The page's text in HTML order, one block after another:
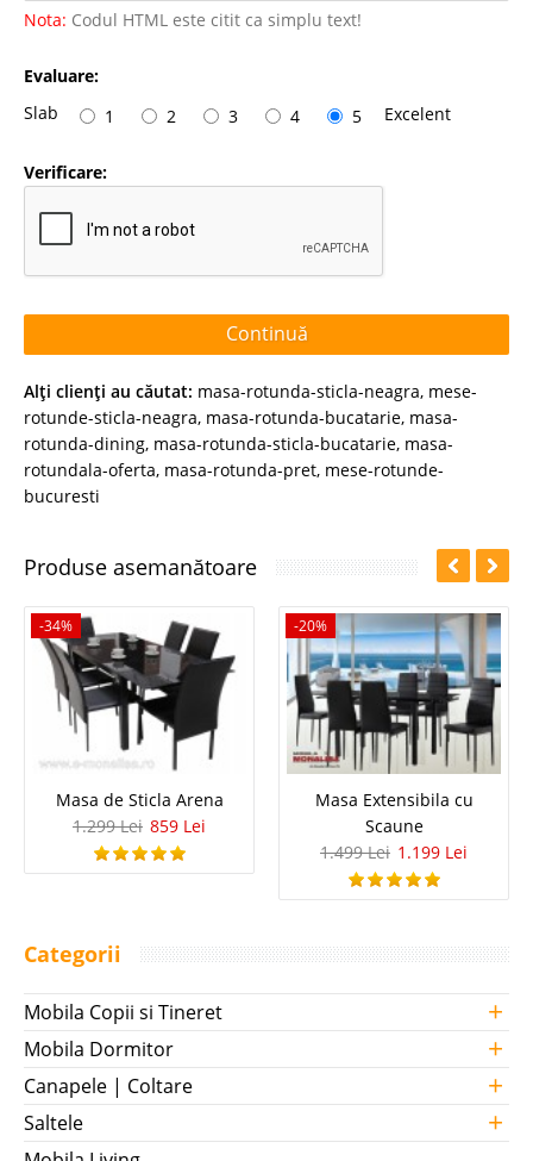
Nota: Codul HTML este citit ca simplu text!
Evaluare:
Slab
1 2 3 4 5 Excelent
Verificare:
Continuă
Alţi clienţi au căutat: masa-rotunda-sticla-neagra, mese-
rotunde-sticla-neagra, masa-rotunda-bucatarie, masa-
rotunda-dining, masa-rotunda-sticla-bucatarie, masa-
rotundala-oferta, masa-rotunda-pret, mese-rotunde-
bucuresti
Produse asemanătoare
-34%
Masa de Sticla Arena
1.299 Lei 859 Lei
-20%
Masa Extensibila cu
Scaune
1.499 Lei 1.199 Lei
Categorii
Mobila Copii si Tineret +
Mobila Dormitor +
Canapele | Coltare +
Saltele +